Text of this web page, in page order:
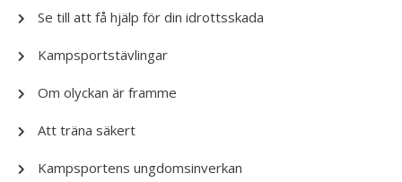
Se till att få hjälp för din idrottsskada
Kampsportstävlingar
Om olyckan är framme
Att träna säkert
Kampsportens ungdomsinverkan